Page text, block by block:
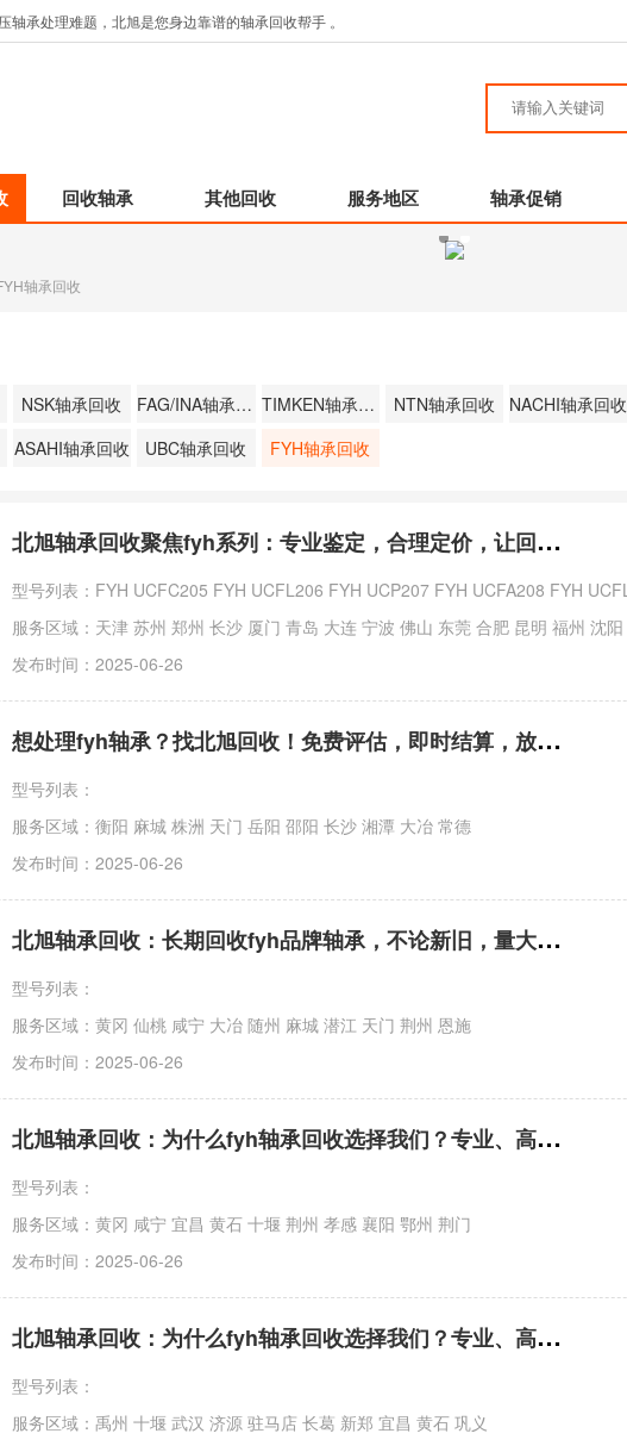
承处理难题，北旭是您身边靠谱的轴承回收帮手 。
回收轴承 其他回收 服务地区 轴承促销
轴承回收
NSK轴承回收 FAG/INA轴承回收 TIMKEN轴承回收 NTN轴承回收 NACHI轴承回收
ASAHI轴承回收 UBC轴承回收 FYH轴承回收
北
旭轴承回收聚焦fyh系列：专业鉴定，合理定价，让回收更简单
发布时间：2025-06-26
想
处理fyh轴承？找北旭回收！免费评估，即时结算，放心选择
型号列表：
服务区域：衡阳 麻城 株洲 天门 岳阳 邵阳 长沙 湘潭 大冶 常德
发布时间：2025-06-26
北
旭轴承回收：长期回收fyh品牌轴承，不论新旧，量大从优
型号列表：
服务区域：黄冈 仙桃 咸宁 大冶 随州 麻城 潜江 天门 荆州 恩施
发布时间：2025-06-26
北
旭轴承回收：为什么fyh轴承回收选择我们？专业、高效、价优
型号列表：
服务区域：黄冈 咸宁 宜昌 黄石 十堰 荆州 孝感 襄阳 鄂州 荆门
发布时间：2025-06-26
北
旭轴承回收：为什么fyh轴承回收选择我们？专业、高效、价优
型号列表：
服务区域：禹州 十堰 武汉 济源 驻马店 长葛 新郑 宜昌 黄石 巩义